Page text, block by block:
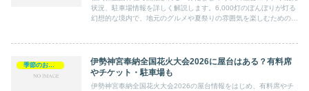
状況、駐車場情報を詳しく解説します。6,000灯のぼんぼりが灯る
幻想的な境内で、地元のグルメや夏祭りの雰囲気を楽しむためのポ
伊勢神宮奉納全国花火大会2026に屋台はある？有料席
やチケット・駐車場も
伊勢神宮奉納全国花火大会2026の屋台情報をはじめ、有料席やチ